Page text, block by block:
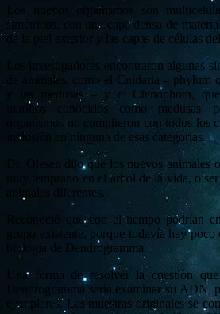
Los nuevos organismos son
simétricos, con una capa densa de
de la piel exterior y las capas de células
Los investigadores encontraron algunas
de animales, como el Cnidaria – phylum
y las medusas – y el Ctenophora,
marinos conocidos como medusas
organismos no cumplieron con todos los
inclusión en ninguna de esas categorías.
Dr. Olesen dijo que los nuevos animales
muy temprano en el árbol de la vida, o
animales diferentes.
Reconoció que con el tiempo podrían
grupo existente, porque todavía hay
biología de Dendrogramma.
Una forma de resolver la cuestión
Dendrogramma sería examinar su ADN,
ejemplares. Las muestras originales se